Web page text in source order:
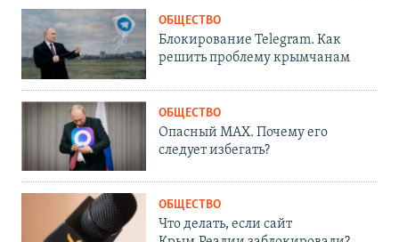
ОБЩЕСТВО
Блокирование Telegram. Как
решить проблему крымчанам
ОБЩЕСТВО
Опасный MAX. Почему его
следует избегать?
ОБЩЕСТВО
Что делать, если сайт